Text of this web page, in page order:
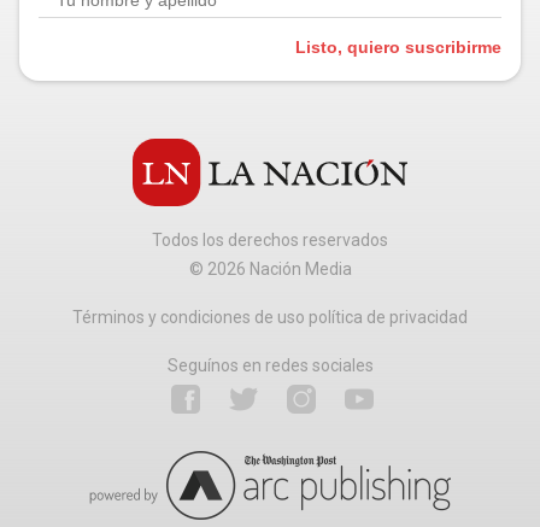
Listo, quiero suscribirme
Todos los derechos reservados
© 2026 Nación Media
Términos y condiciones de uso política de privacidad
Seguínos en redes sociales